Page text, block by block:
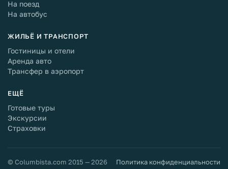
На поезд
На автобус
ЖИЛЬЁ И ТРАНСПОРТ
Гостиницы и отели
Аренда авто
Трансфер в аэропорт
ЕЩЁ
Готовые туры
Экскурсии
Страховки
© Columbista.com 2015 — 2026 Политика конфиденциальности